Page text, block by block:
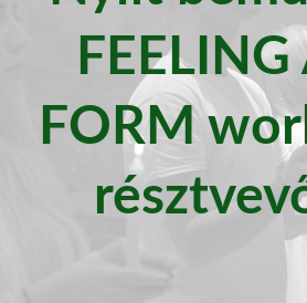
FORM